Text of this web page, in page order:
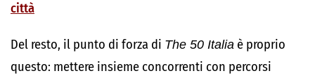
città
Del resto, il punto di forza di The 50 Italia è proprio
questo: mettere insieme concorrenti con percorsi